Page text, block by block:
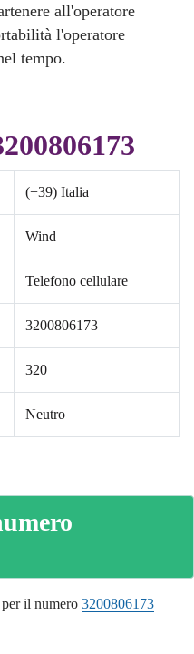
all'operatore
l'operatore
tempo.
(+39) Italia
Wind
Telefono cellulare
3200806173
320
Neutro
il numero 3200806173